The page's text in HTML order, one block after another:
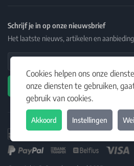
Cookies helpen ons onze
onze diensten te gebruiken,
gebruik van cookies.
Akkoord Instellingen
Schrijf je in op onze nieuwsbrief
Het laatste nieuws, artikelen en
Email Address
Abonneren